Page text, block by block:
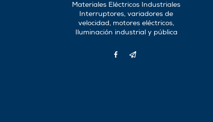
Materiales Eléctricos Industriales
Interruptores, variadores de
velocidad, motores eléctricos,
Iluminación industrial y pública